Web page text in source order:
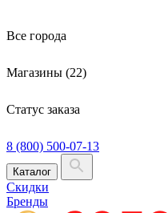
Все города
Магазины (22)
Статус заказа
8 (800) 500-07-13
Каталог
Скидки
Бренды